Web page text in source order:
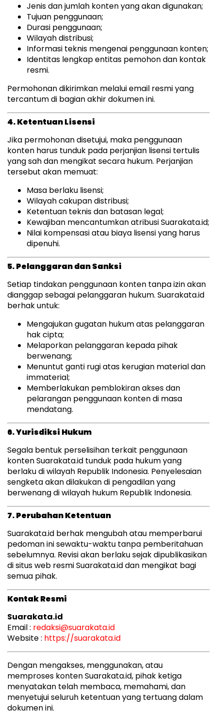
Jenis dan jumlah konten yang akan digunakan;
Tujuan penggunaan;
Durasi penggunaan;
Wilayah distribusi;
Informasi teknis mengenai penggunaan konten;
Identitas lengkap entitas pemohon dan kontak
resmi.
Permohonan dikirimkan melalui email resmi yang
tercantum di bagian akhir dokumen ini.
4. Ketentuan Lisensi
Jika permohonan disetujui, maka penggunaan
konten harus tunduk pada perjanjian lisensi tertulis
yang sah dan mengikat secara hukum. Perjanjian
tersebut akan memuat:
Masa berlaku lisensi;
Wilayah cakupan distribusi;
Ketentuan teknis dan batasan legal;
Kewajiban mencantumkan atribusi Suarakata.id;
Nilai kompensasi atau biaya lisensi yang harus
dipenuhi.
5. Pelanggaran dan Sanksi
Setiap tindakan penggunaan konten tanpa izin akan
dianggap sebagai pelanggaran hukum. Suarakata.id
berhak untuk:
Mengajukan gugatan hukum atas pelanggaran
hak cipta;
Melaporkan pelanggaran kepada pihak
berwenang;
Menuntut ganti rugi atas kerugian material dan
immaterial;
Memberlakukan pemblokiran akses dan
pelarangan penggunaan konten di masa
mendatang.
6. Yurisdiksi Hukum
Segala bentuk perselisihan terkait penggunaan
konten Suarakata.id tunduk pada hukum yang
berlaku di wilayah Republik Indonesia. Penyelesaian
sengketa akan dilakukan di pengadilan yang
berwenang di wilayah hukum Republik Indonesia.
7. Perubahan Ketentuan
Suarakata.id berhak mengubah atau memperbarui
pedoman ini sewaktu-waktu tanpa pemberitahuan
sebelumnya. Revisi akan berlaku sejak dipublikasikan
di situs web resmi Suarakata.id dan mengikat bagi
semua pihak.
Kontak Resmi
Suarakata.id
Email : redaksi@suarakata.id
Website : https://suarakata.id
Dengan mengakses, menggunakan, atau
memproses konten Suarakata.id, pihak ketiga
menyatakan telah membaca, memahami, dan
menyetujui seluruh ketentuan yang tertuang dalam
dokumen ini.